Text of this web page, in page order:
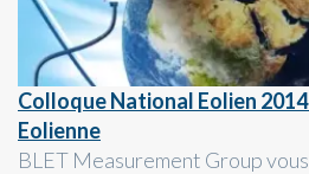
Colloque National Eolien
Eolienne
BLET Measurement Group